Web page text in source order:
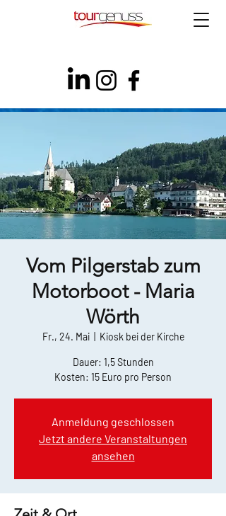
Vom Pilgerstab zum
Motorboot - Maria
Wörth
Fr., 24. Mai
  |
Kiosk bei der Kirche
Dauer: 1,5 Stunden
Kosten: 15 Euro pro Person
Anmeldung geschlossen
Jetzt andere Veranstaltungen
ansehen